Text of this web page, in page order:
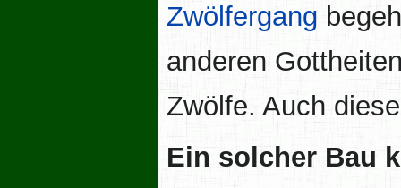
Zwölfergang
anderen
Zwölfe. Auch
Ein solcher Bau